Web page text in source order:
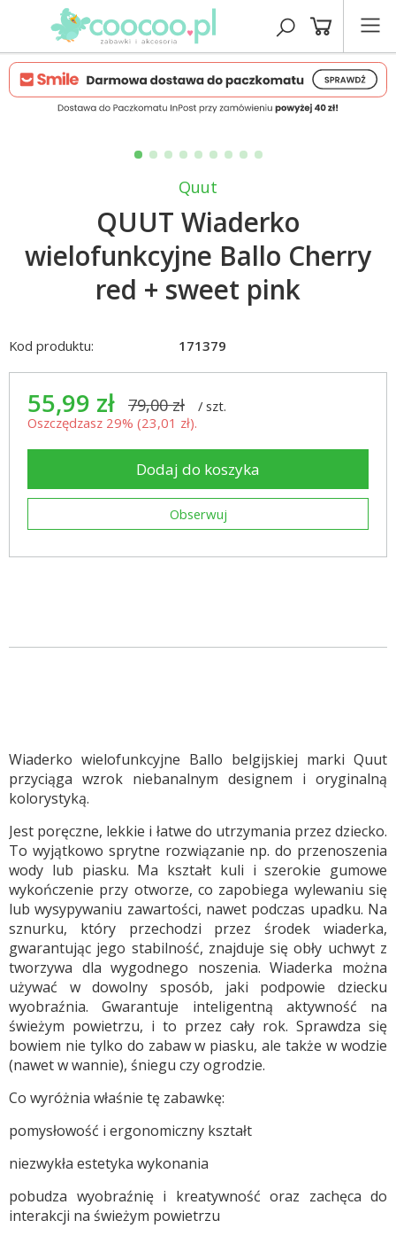
Quut
QUUT Wiaderko
wielofunkcyjne Ballo Cherry
red + sweet pink
Kod produktu: 171379
55,99 zł 79,00 zł / szt.
Oszczędzasz 29% (23,01 zł).
Dodaj do koszyka
Obserwuj
Wiaderko wielofunkcyjne Ballo belgijskiej marki Quut
przyciąga wzrok niebanalnym designem i oryginalną
kolorystyką.
Jest poręczne, lekkie i łatwe do utrzymania przez dziecko.
To wyjątkowo sprytne rozwiązanie np. do przenoszenia
wody lub piasku. Ma kształt kuli i szerokie gumowe
wykończenie przy otworze, co zapobiega wylewaniu się
lub wysypywaniu zawartości, nawet podczas upadku. Na
sznurku, który przechodzi przez środek wiaderka,
gwarantując jego stabilność, znajduje się obły uchwyt z
tworzywa dla wygodnego noszenia. Wiaderka można
używać w dowolny sposób, jaki podpowie dziecku
wyobraźnia. Gwarantuje inteligentną aktywność na
świeżym powietrzu, i to przez cały rok. Sprawdza się
bowiem nie tylko do zabaw w piasku, ale także w wodzie
(nawet w wannie), śniegu czy ogrodzie.
Co wyróżnia właśnie tę zabawkę:
pomysłowość i ergonomiczny kształt
niezwykła estetyka wykonania
pobudza wyobraźnię i kreatywność oraz zachęca do
interakcji na świeżym powietrzu